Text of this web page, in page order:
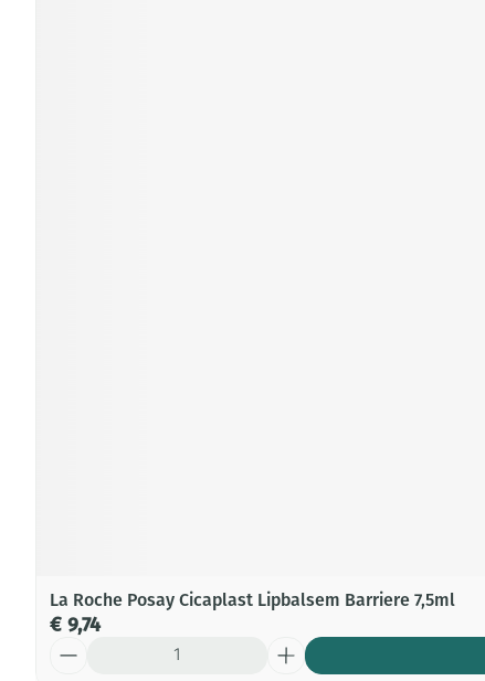
La Roche Posay Cicaplast Lipbalsem Barriere 7,5ml
€ 9,74